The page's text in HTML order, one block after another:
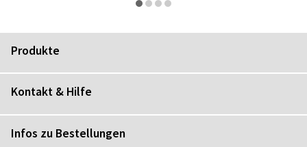
Produkte
Kontakt & Hilfe
Infos zu Bestellungen